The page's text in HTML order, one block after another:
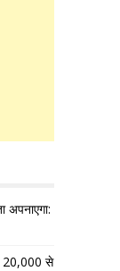
अपनाएगा:
20,000 से